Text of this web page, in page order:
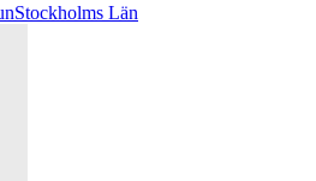
Stockholms Län